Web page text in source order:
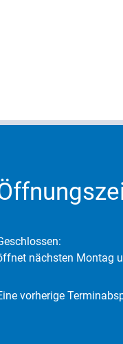
um weitere
nächsten Montag
vorherige